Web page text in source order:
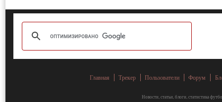
Главная Трекер Пользователи Форум
Новости, статьи, блоги, статистика